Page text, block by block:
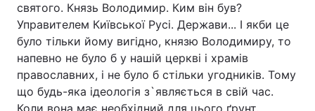
святого. Князь Володимир. Ким він був?
Управителем Київської Русі. Держави... І якби це
було тільки йому вигідно, князю Володимиру, то
напевно не було б у нашій церкві і храмів
православних, і не було б стільки угодників. Тому
що будь-яка ідеологія з`являється в свій час.
Коли вона має необхідний для цього ґрунт.